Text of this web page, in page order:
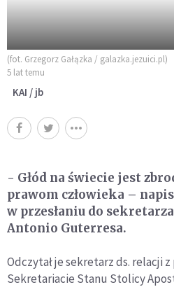
(fot. Grzegorz Gałązka / galazka.jezuici.pl)
5 lat temu
KAI / jb
- Głód na świecie jest
prawom człowieka –
w przesłaniu do
Antonio Guterresa.
Odczytał je sekretarz ds. relacji
Sekretariacie Stanu Stolicy